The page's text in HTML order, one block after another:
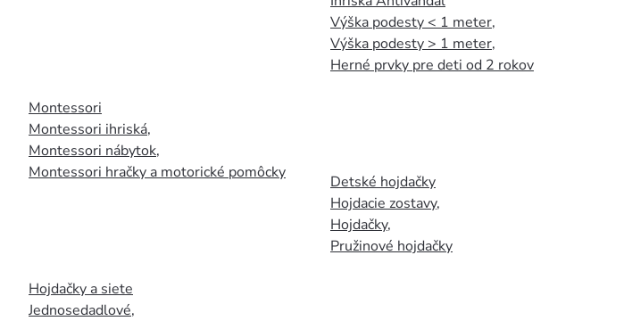
Montessori
Montessori ihriská,
Montessori nábytok,
Montessori hračky a motorické pomôcky
Hojdačky a siete
Jednosedadlové,
Výška podesty < 1 meter,
Výška podesty > 1 meter,
Herné prvky pre deti od 2 rokov
Detské hojdačky
Hojdacie zostavy,
Hojdačky,
Pružinové hojdačky